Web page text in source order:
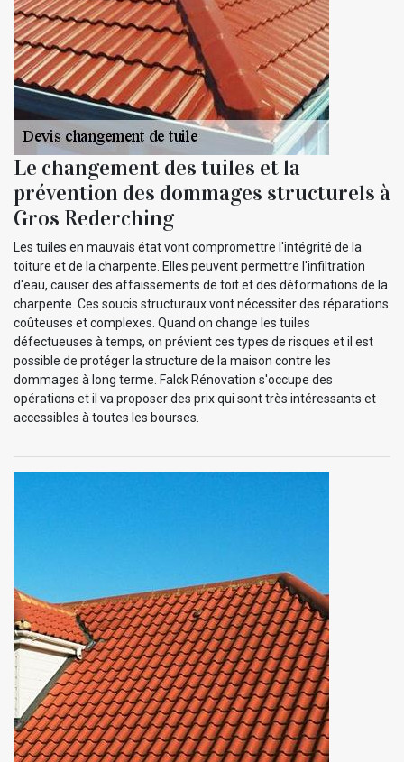
Le changement des tuiles et la
prévention des dommages structurels à
Gros Rederching
Les tuiles en mauvais état vont compromettre l'intégrité de la
toiture et de la charpente. Elles peuvent permettre l'infiltration
d'eau, causer des affaissements de toit et des déformations de la
charpente. Ces soucis structuraux vont nécessiter des réparations
coûteuses et complexes. Quand on change les tuiles
défectueuses à temps, on prévient ces types de risques et il est
possible de protéger la structure de la maison contre les
dommages à long terme. Falck Rénovation s'occupe des
opérations et il va proposer des prix qui sont très intéressants et
accessibles à toutes les bourses.